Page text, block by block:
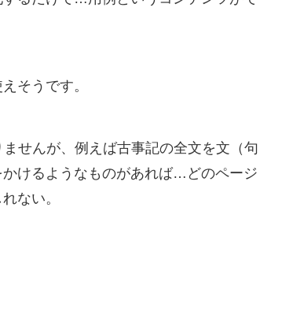
そうです。
せんが、例えば古事記の全文を文（句
けるようなものがあれば…どのページ
ない。